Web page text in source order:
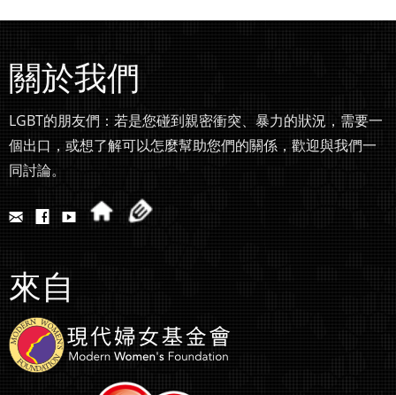
關於我們
LGBT的朋友們：若是您碰到親密衝突、暴力的狀況，需要一
個出口，或想了解可以怎麼幫助您們的關係，歡迎與我們一
同討論。
來自